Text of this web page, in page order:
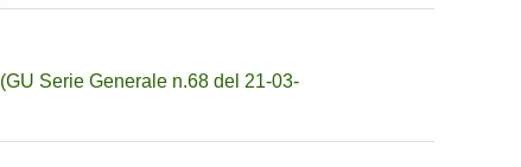
(GU Serie Generale n.68 del 21-03-